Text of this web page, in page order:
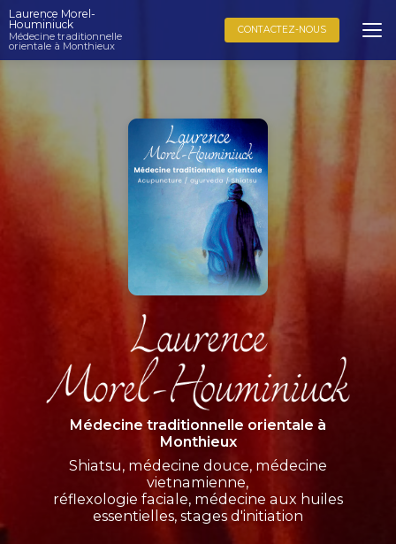
Aller
au
contenu
principal
Laurence Morel-
Houminiuck
Médecine traditionnelle
orientale à Monthieux
CONTACTEZ-NOUS
Médecine traditionnelle orientale à
Monthieux
Shiatsu, médecine douce, médecine
vietnamienne,
réflexologie faciale, médecine aux huiles
essentielles, stages d'initiation